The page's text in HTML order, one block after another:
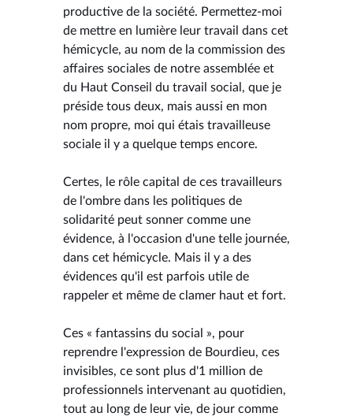
productive de la société. Permettez-moi
de mettre en lumière leur travail dans cet
hémicycle, au nom de la commission des
affaires sociales de notre assemblée et
du Haut Conseil du travail social, que je
préside tous deux, mais aussi en mon
nom propre, moi qui étais travailleuse
sociale il y a quelque temps encore.
Certes, le rôle capital de ces travailleurs
de l'ombre dans les politiques de
solidarité peut sonner comme une
évidence, à l'occasion d'une telle journée,
dans cet hémicycle. Mais il y a des
évidences qu'il est parfois utile de
rappeler et même de clamer haut et fort.
Ces « fantassins du social », pour
reprendre l'expression de Bourdieu, ces
invisibles, ce sont plus d'1 million de
professionnels intervenant au quotidien,
tout au long de leur vie, de jour comme